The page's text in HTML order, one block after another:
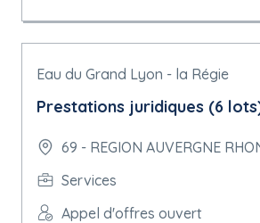
Eau du Grand Lyon - la Régie
Prestations juridiques (6
69 - REGION AUVERGNE
Services
Appel d'offres ouvert